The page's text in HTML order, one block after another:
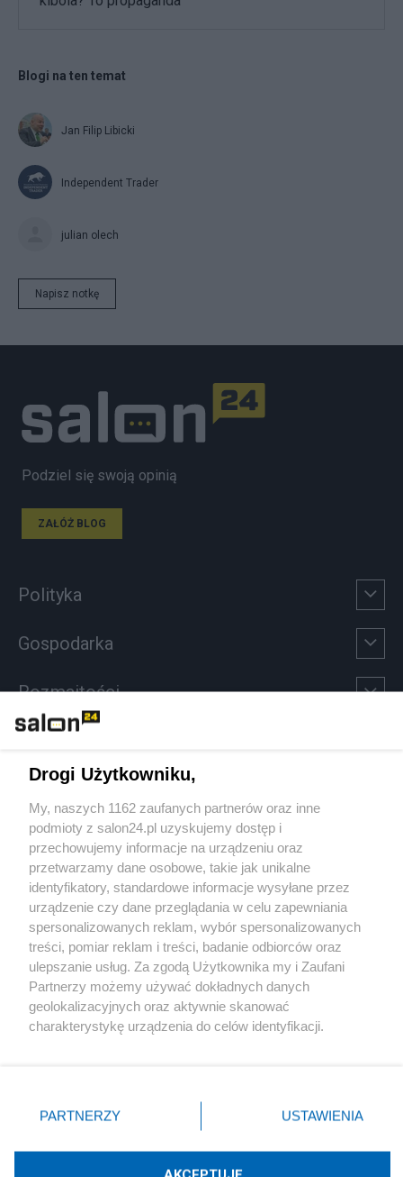
Blogi na ten temat
Jan Filip Libicki
Independent Trader
julian olech
Napisz notkę
Podziel się swoją opinią
ZAŁÓŻ BLOG
Polityka
Gospodarka
Rozmaitości
Sport
Społeczeństwo
Kultura
X Facebook Instagram Youtube
Drogi Użytkowniku,
My, naszych 1162 zaufanych partnerów oraz inne
podmioty z salon24.pl uzyskujemy dostęp i
przechowujemy informacje na urządzeniu oraz
przetwarzamy dane osobowe, takie jak unikalne
identyfikatory, standardowe informacje wysyłane przez
urządzenie czy dane przeglądania w celu zapewniania
spersonalizowanych reklam, wybór spersonalizowanych
treści, pomiar reklam i treści, badanie odbiorców oraz
ulepszanie usług. Za zgodą Użytkownika my i Zaufani
Partnerzy możemy używać dokładnych danych
geolokalizacyjnych oraz aktywnie skanować
charakterystykę urządzenia do celów identyfikacji.
zmienić/wycofać klikając przycisk ustawień prywatności
znajdujący się w lewym dolnym rogu strony
rodzaje przetwarzania danych nie wymagają zgody
użytkownika, ale masz prawo sprzeciwić się takiemu
PARTNERZY USTAWIENIA